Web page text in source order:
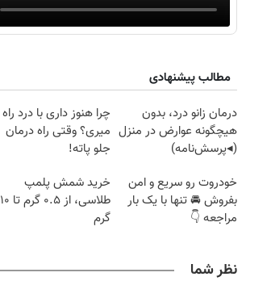
مطالب پیشنهادی
درمان زانو درد، بدون
هیچگونه عوارض در منزل
(◂پرسش‌نامه)
چرا هنوز داری با درد راه
میری؟ وقتی راه درمان
جلو پاته!
خودروت رو سریع و امن
بفروش 🚘 تنها با یک بار
مراجعه 👇
خرید شمش پلمپ
طلاسی، از ۰.۵ گرم تا ۱۰
گرم
نظر شما
روزنامه‌های صبح پنج‌شنبه ۱۵ مرداد ۱۴۰۵